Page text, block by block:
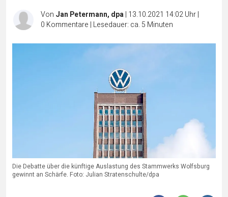
Von Jan Petermann, dpa| 13.10.2021 14:02 Uhr|
0 Kommentare | Lesedauer: ca. 5 Minuten
Die Debatte über die künftige Auslastung des Stammwerks Wolfsburg
gewinnt an Schärfe. Foto: Julian Stratenschulte/dpa